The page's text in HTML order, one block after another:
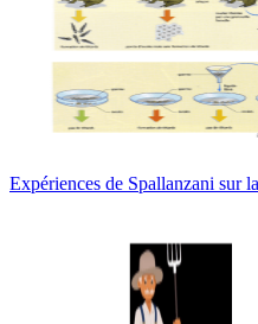
Expériences de Spallanzani sur